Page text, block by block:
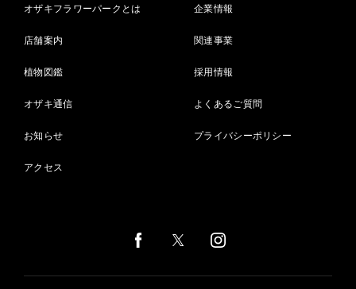
オザキフラワーパークとは
店舗案内
植物図鑑
オザキ通信
お知らせ
アクセス
企業情報
関連事業
採用情報
よくあるご質問
プライバシーポリシー